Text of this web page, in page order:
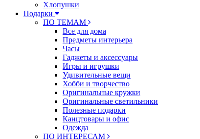
Хлопушки
Подарки
ПО ТЕМАМ
Все для дома
Предметы интерьера
Часы
Гаджеты и аксессуары
Игры и игрушки
Удивительные вещи
Хобби и творчество
Оригинальные кружки
Оригинальные светильники
Полезные подарки
Канцтовары и офис
Одежда
ПО ИНТЕРЕСАМ